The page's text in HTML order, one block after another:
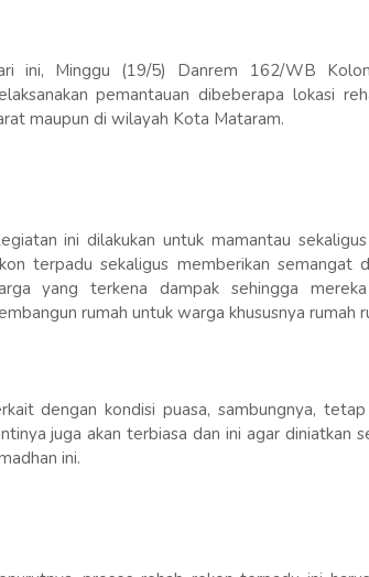
ini, Minggu (19/5) Danrem 162/WB
pemantauan dibeberapa lokasi
maupun di wilayah Kota Mataram.
ini dilakukan untuk mamantau
terpadu sekaligus memberikan semangat
yang terkena dampak sehingga
rumah untuk warga khususnya rumah
dengan kondisi puasa, sambungnya,
juga akan terbiasa dan ini agar diniatkan
ini.